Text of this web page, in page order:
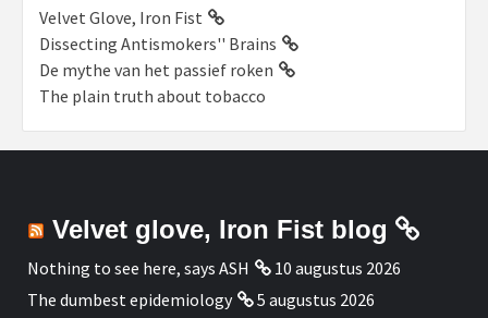
Velvet Glove, Iron Fist
Dissecting Antismokers'' Brains
De mythe van het passief roken
The plain truth about tobacco
Velvet glove, Iron Fist blog
Nothing to see here, says ASH
10 augustus 2026
The dumbest epidemiology
5 augustus 2026